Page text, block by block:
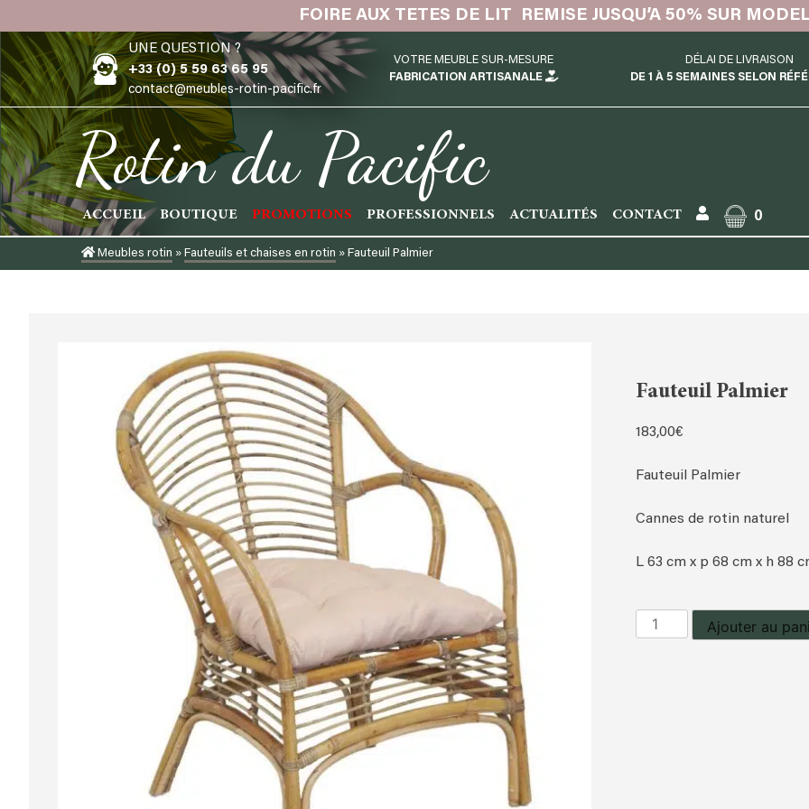
to
content
FOIRE AUX TETES DE LIT REMISE JUSQU’A 50% SUR
UNE QUESTION ?
+33 (0) 5 59 63 65 95
contact@meubles-rotin-pacific.fr
VOTRE MEUBLE SUR-MESURE
FABRICATION ARTISANALE
DÉLAI DE LIVRAISON
DE 1 À 5 SEMAINES SELON
Rotin du Pacific
ACCUEIL BOUTIQUE PROMOTIONS PROFESSIONNELS ACTUALITÉS CONTACT 0
Meubles rotin »Fauteuils et chaises en rotin »Fauteuil Palmier
Fauteuil Palmier
183,00€
Fauteuil Palmier
Cannes de rotin naturel
L 63 cm x p 68 cm x h 88
quantité
de
Ajouter au